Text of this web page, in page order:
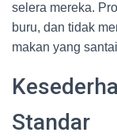
selera mereka.
buru, dan tidak
makan yang
Standar